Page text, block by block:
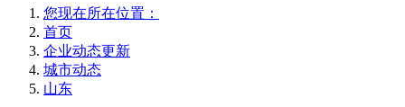
您现在所在位置：
首页
企业动态更新
城市动态
山东